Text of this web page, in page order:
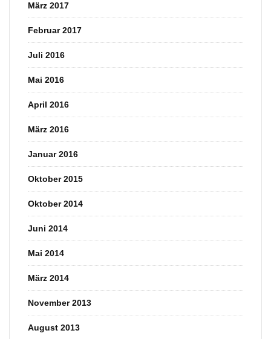
März 2017
Februar 2017
Juli 2016
Mai 2016
April 2016
März 2016
Januar 2016
Oktober 2015
Oktober 2014
Juni 2014
Mai 2014
März 2014
November 2013
August 2013